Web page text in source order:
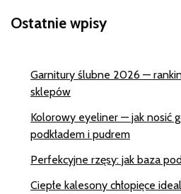
Ostatnie wpisy
Garnitury ślubne 2026 —
sklepów
Kolorowy eyeliner — jak nosić
podkładem i pudrem
Perfekcyjne rzęsy: jak baza
Ciepłe kalesony chłopięce